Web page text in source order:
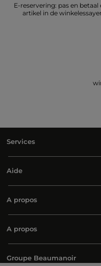
E-reservering: pas en betaal
artikel in de
Services
Aide
A propos
A propos
Groupe Beaumanoir